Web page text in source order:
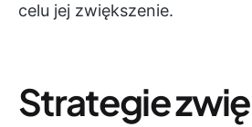
celu jej zwiększenie.
Strategie